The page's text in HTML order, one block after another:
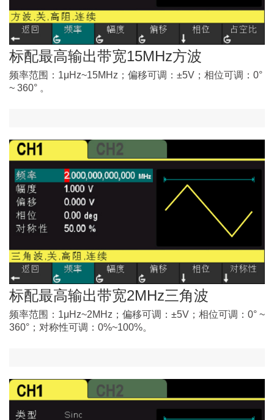
标配最高输出带宽15MHz方波
频率范围：1μHz~15MHz；偏移可调：±5V；相位可调：0°
~ 360° 。
标配最高输出带宽2MHz三角波
频率范围：1μHz~2MHz；偏移可调：±5V；相位可调：0° ~
360°；对称性可调：0%~100%。